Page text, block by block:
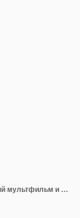
Комикс текстовый эффект редактируемый мультфильм и стиль текста поп-арт